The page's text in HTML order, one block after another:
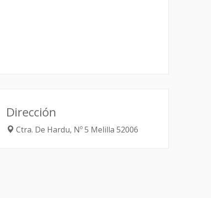
Dirección
Ctra. De Hardu, Nº 5 Melilla 52006